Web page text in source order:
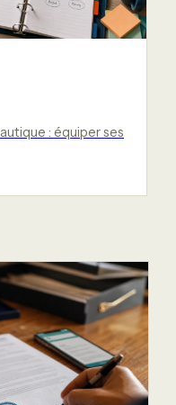
: équiper ses